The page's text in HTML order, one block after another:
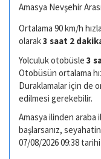
Amasya Nevşehir
Ortalama 90 km/h
olarak3 saat 2
Yolculuk otobüsle 3
Otobüsün ortalama
Duraklamalar için de
edilmesi gerekebilir.
Amasya ilinden araba
başlarsanız,
07/08/2026 09:38